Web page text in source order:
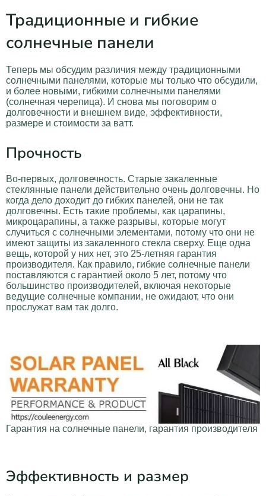
Традиционные и гибкие
солнечные панели
Теперь мы обсудим различия между традиционными
солнечными панелями, которые мы только что обсудили,
и более новыми, гибкими солнечными панелями
(солнечная черепица). И снова мы поговорим о
долговечности и внешнем виде, эффективности,
размере и стоимости за ватт.
Прочность
Во-первых, долговечность. Старые закаленные
стеклянные панели действительно очень долговечны. Но
когда дело доходит до гибких панелей, они не так
долговечны. Есть такие проблемы, как царапины,
микроцарапины, а также разрывы, которые могут
случиться с солнечными элементами, потому что они не
имеют защиты из закаленного стекла сверху. Еще одна
вещь, которой у них нет, это 25-летняя гарантия
производителя. Как правило, гибкие солнечные панели
поставляются с гарантией около 5 лет, потому что
большинство производителей, включая некоторые
ведущие солнечные компании, не ожидают, что они
прослужат вам так долго.
Гарантия на солнечные панели, гарантия производителя
Эффективность и размер